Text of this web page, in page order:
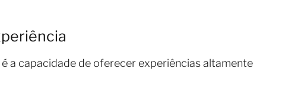
a capacidade de oferecer experiências altamente